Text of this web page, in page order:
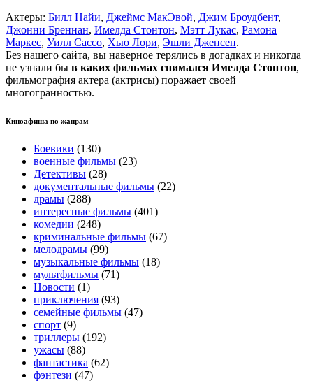
Актеры: Билл Найи, Джеймс МакЭвой, Джим Броудбент,
Джонни Бреннан, Имелда Стонтон, Мэтт Лукас, Рамона
Маркес, Уилл Сассо, Хью Лори, Эшли Дженсен.
Без нашего сайта, вы наверное терялись в догадках и никогда
не узнали бы в каких фильмах снимался Имелда Стонтон,
фильмография актера (актрисы) поражает своей
многогранностью.
Киноафиша по жанрам
Боевики (130)
военные фильмы (23)
Детективы (28)
документальные фильмы (22)
драмы (288)
интересные фильмы (401)
комедии (248)
криминальные фильмы (67)
мелодрамы (99)
музыкальные фильмы (18)
мультфильмы (71)
Новости (1)
приключения (93)
семейные фильмы (47)
спорт (9)
триллеры (192)
ужасы (88)
фантастика (62)
фэнтези (47)